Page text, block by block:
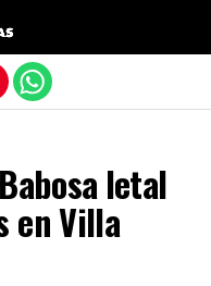
letal
en Villa
móvil